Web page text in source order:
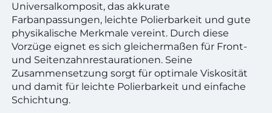
Universalkomposit, das akkurate
Farbanpassungen, leichte Polierbarkeit und gute
physikalische Merkmale vereint. Durch diese
Vorzüge eignet es sich gleichermaßen für Front-
und Seitenzahnrestaurationen. Seine
Zusammensetzung sorgt für optimale Viskosität
und damit für leichte Polierbarkeit und einfache
Schichtung.